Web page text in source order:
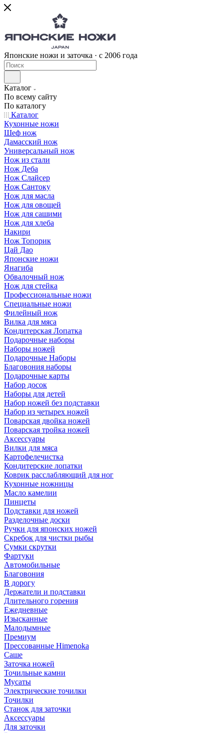
Японские ножи и заточка · с 2006 года
Каталог
По всему сайту
По каталогу
Каталог
Кухонные ножи
Шеф нож
Дамасский нож
Универсальный нож
Нож из стали
Нож Деба
Нож Слайсер
Нож Сантоку
Нож для масла
Нож для овощей
Нож для сашими
Нож для хлеба
Накири
Нож Топорик
Цай Дао
Японские ножи
Янагиба
Обвалочный нож
Нож для стейка
Профессиональные ножи
Специальные ножи
Филейный нож
Вилка для мяса
Кондитерская Лопатка
Подарочные наборы
Наборы ножей
Подарочные Наборы
Благовония наборы
Подарочные карты
Набор досок
Наборы для детей
Набор ножей без подставки
Набор из четырех ножей
Поварская двойка ножей
Поварская тройка ножей
Аксессуары
Вилки для мяса
Картофелечистка
Кондитерские лопатки
Коврик расслабляющий для ног
Кухонные ножницы
Масло камелии
Пинцеты
Подставки для ножей
Разделочные доски
Ручки для японских ножей
Скребок для чистки рыбы
Сумки скрутки
Фартуки
Автомобильные
Благовония
В дорогу
Держатели и подставки
Длительного горения
Ежедневные
Изысканные
Малодымные
Премиум
Прессованные Himenoka
Саше
Заточка ножей
Точильные камни
Мусаты
Электрические точилки
Точилки
Станок для заточки
Аксессуары
Для заточки